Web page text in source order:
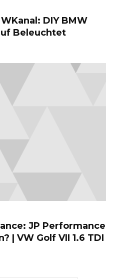
DIY BMW
Beleuchtet
JP Performance
| VW Golf VII 1.6 TDI